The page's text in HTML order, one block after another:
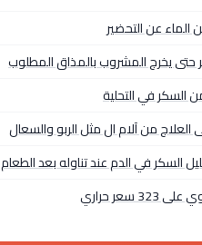
عن التحضير
حتى يخرج المشروب بالمذاق المطلوب
السكر في التحلية
من آلام ال مثل الربو والسعال
السكر في الدم عند تناوله بعد الطعام